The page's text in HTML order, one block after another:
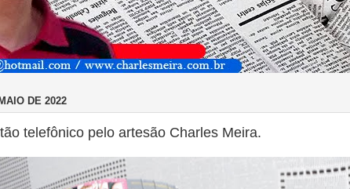
DE 2022
telefônico pelo artesão Charles Meira.